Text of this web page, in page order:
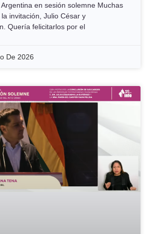
en sesión solemne Muchas
invitación, Julio César y
Quería felicitarlos por el
De 2026